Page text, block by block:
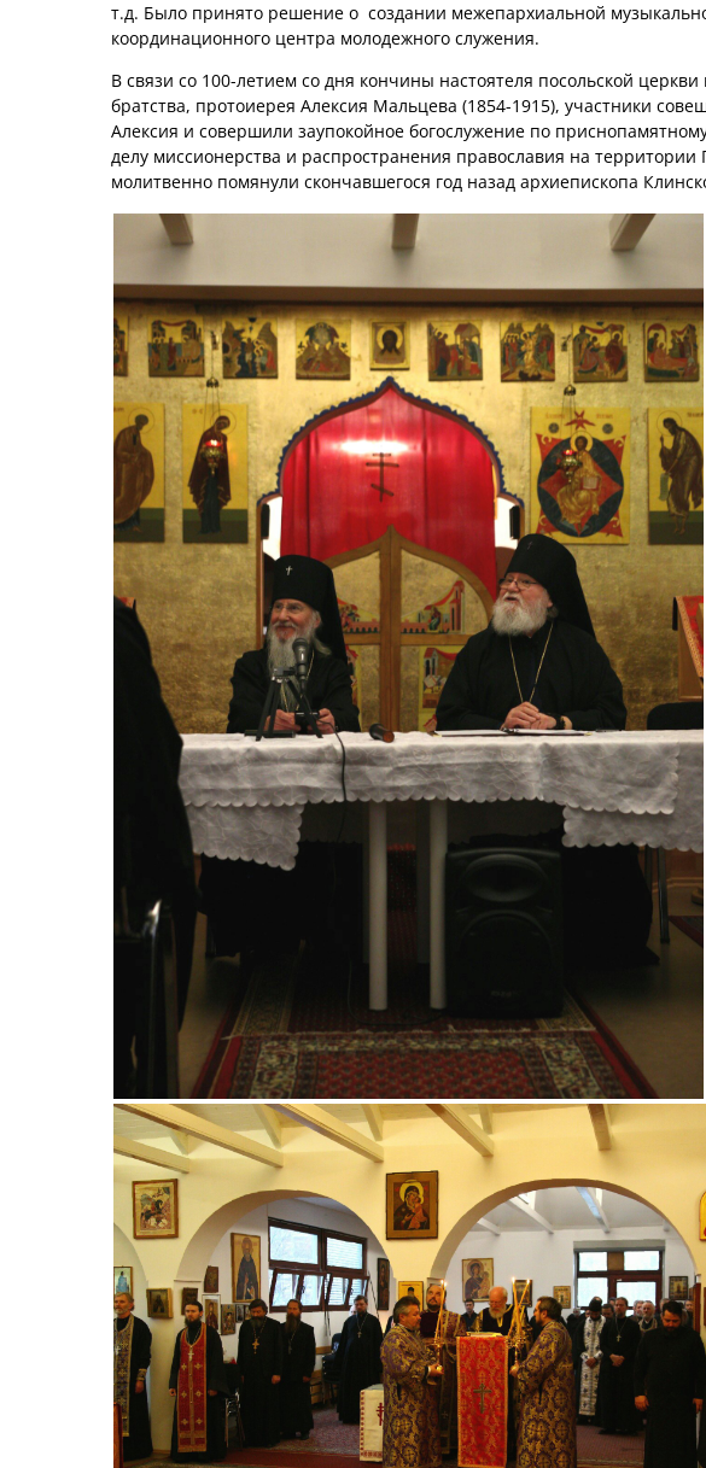
т.д. Было принято решение о создании межепархиальной
координационного центра молодежного служения.
В связи со 100-летием со дня кончины настоятеля посольской
братства, протоиерея Алексия Мальцева (1854-1915), участники
Алексия и совершили заупокойное богослужение по
делу миссионерства и распространения православия на
молитвенно помянули скончавшегося год назад архиепископа